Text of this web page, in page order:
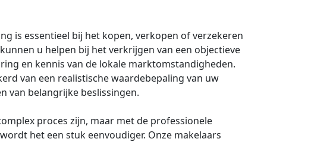
is essentieel bij het kopen, verkopen of verzekeren
u helpen bij het verkrijgen van een objectieve
en kennis van de lokale marktomstandigheden.
van een realistische waardebepaling van uw
van belangrijke beslissingen.
proces zijn, maar met de professionele
wordt het een stuk eenvoudiger. Onze makelaars